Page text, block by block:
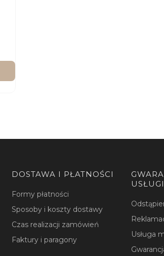
DOSTAWA I PŁATNOŚCI
Formy płatności
Sposoby i koszty dostawy
Czas realizacji zamówień
Faktury i paragony
USŁUGI
Usługa